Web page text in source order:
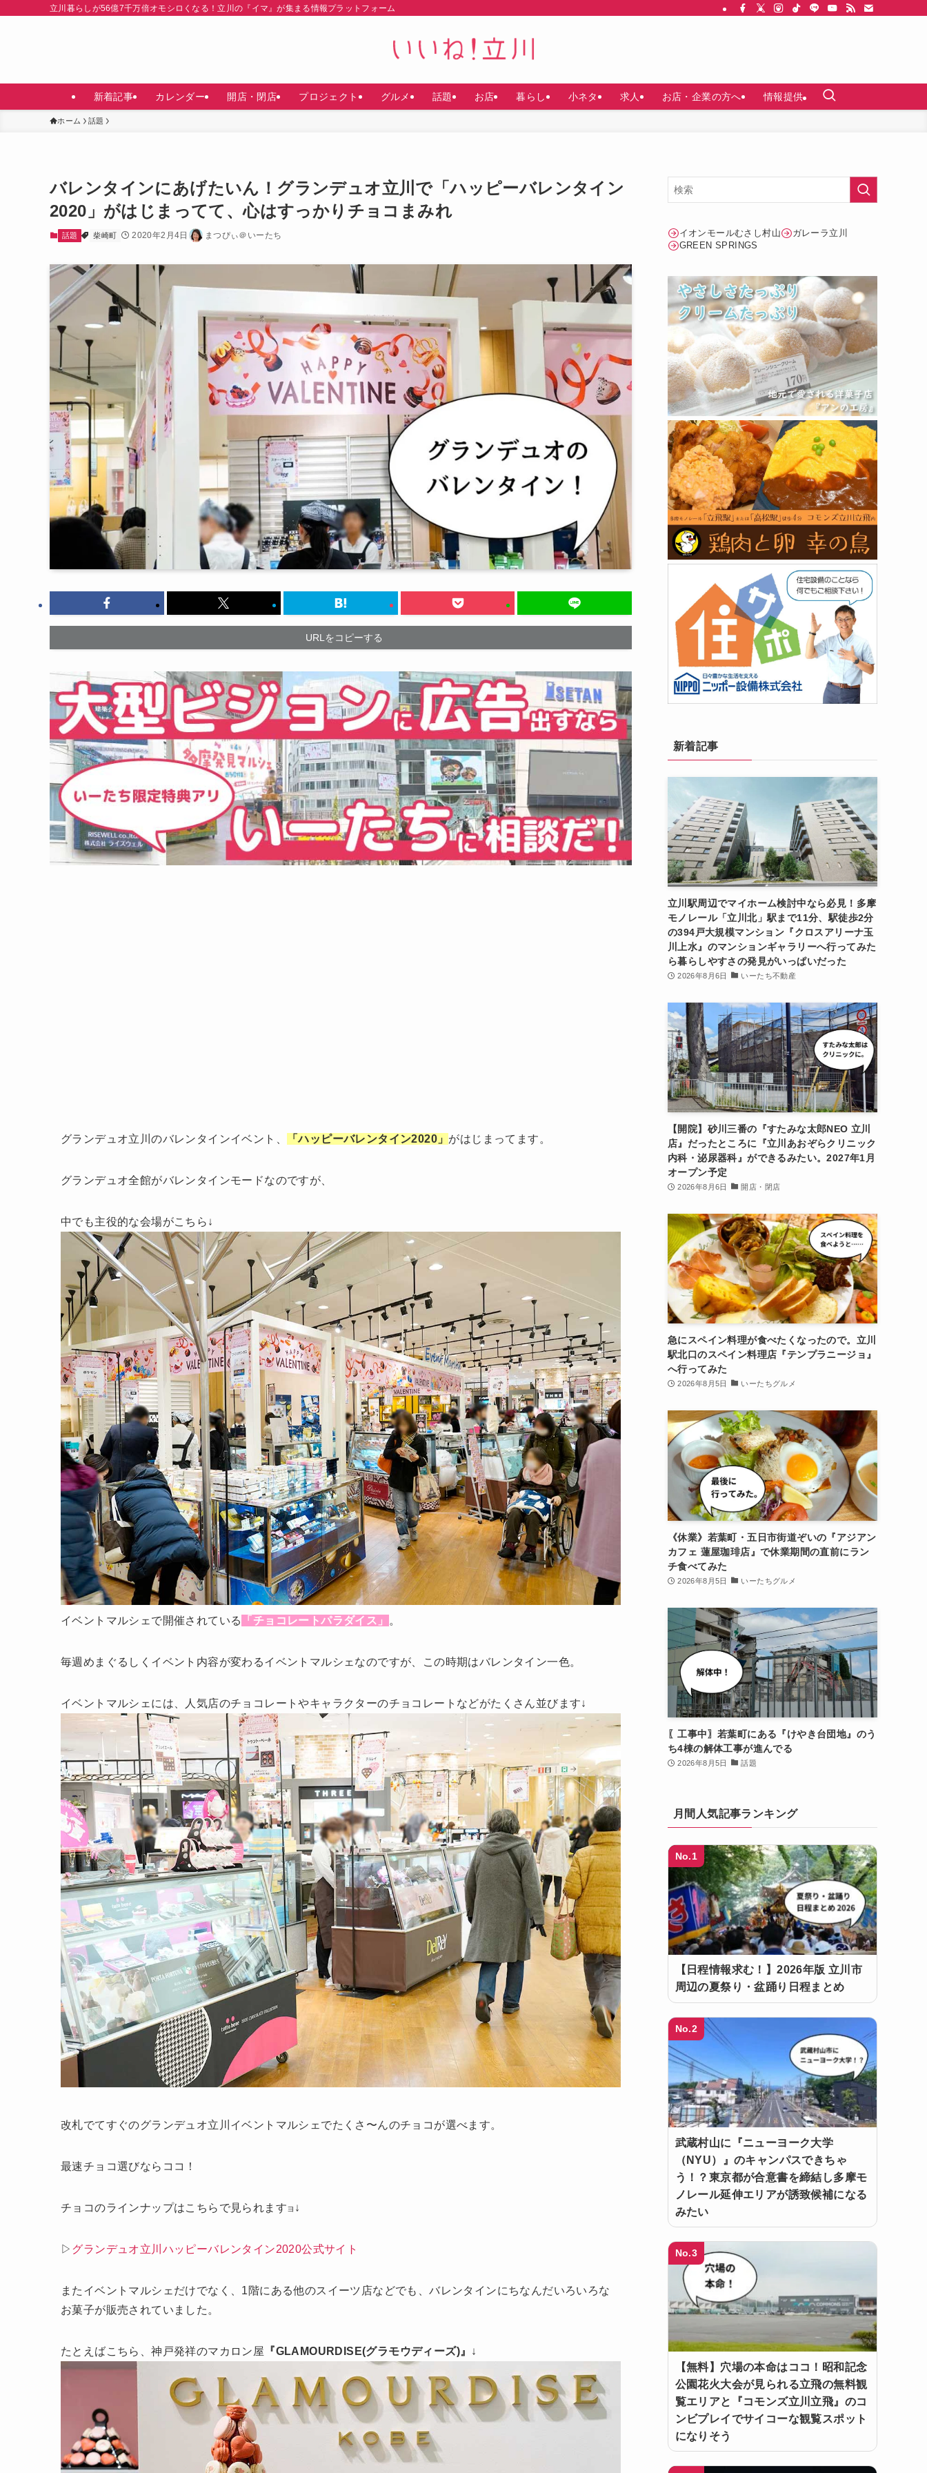
立川暮らしが56億7千万倍オモシロくなる！立川の『イマ』が集まる情報プラットフォーム
新着記事 カレンダー 開店・閉店 プロジェクト グルメ 話題 お店 暮らし 小ネタ 求人 お店・企業の方へ 情報提供
ホーム 話題
バレンタインにあげたいん！グランデュオ立川で「ハッピーバレンタイン
2020」がはじまってて、心はすっかりチョコまみれ
話題 柴崎町 2020年2月4日 まつぴぃ＠いーたち
URLをコピーする
グランデュオ立川のバレンタインイベント、 「ハッピーバレンタイン2020」 がはじまってます。
グランデュオ全館がバレンタインモードなのですが、
中でも主役的な会場がこちら↓
イベントマルシェで開催されている 「チョコレートパラダイス」 。
毎週めまぐるしくイベント内容が変わるイベントマルシェなのですが、この時期はバレンタイン一色。
イベントマルシェには、人気店のチョコレートやキャラクターのチョコレートなどがたくさん並びます↓
改札でてすぐのグランデュオ立川イベントマルシェでたくさ〜んのチョコが選べます。
最速チョコ選びならココ！
チョコのラインナップはこちらで見られますヨ ↓
▷ グランデュオ立川ハッピーバレンタイン2020公式サイト
またイベントマルシェだけでなく、1階にある他のスイーツ店などでも、バレンタインにちなんだいろいろな
お菓子が販売されていました。
たとえばこちら、神戸発祥のマカロン屋 『GLAMOURDISE(グラモウディーズ)』 ↓
イオンモールむさし村山
ガレーラ立川
GREEN SPRINGS
新着記事
立川駅周辺でマイホーム検討中なら必見！多摩
モノレール「立川北」駅まで11分、駅徒歩2分
の394戸大規模マンション『クロスアリーナ玉
川上水』のマンションギャラリーへ行ってみた
ら暮らしやすさの発見がいっぱいだった
2026年8月6日 いーたち不動産
【開院】砂川三番の『すたみな太郎NEO 立川
店』だったところに『立川あおぞらクリニック
内科・泌尿器科』ができるみたい。2027年1月
オープン予定
2026年8月6日 開店・閉店
急にスペイン料理が食べたくなったので。立川
駅北口のスペイン料理店『テンプラニージョ』
へ行ってみた
2026年8月5日 いーたちグルメ
《休業》若葉町・五日市街道ぞいの『アジアン
カフェ 蓮屋珈琲店』で休業期間の直前にラン
チ食べてみた
2026年8月5日 いーたちグルメ
〖工事中〗若葉町にある『けやき台団地』のう
ち4棟の解体工事が進んでる
2026年8月5日 話題
月間人気記事ランキング
No.1
【日程情報求む！】2026年版 立川市
周辺の夏祭り・盆踊り日程まとめ
No.2
武蔵村山に『ニューヨーク大学
（NYU）』のキャンパスできちゃ
う！？東京都が合意書を締結し多摩モ
ノレール延伸エリアが誘致候補になる
みたい
No.3
【無料】穴場の本命はココ！昭和記念
公園花火大会が見られる立飛の無料観
覧エリアと『コモンズ立川立飛』のコ
ンビプレイでサイコーな観覧スポット
になりそう